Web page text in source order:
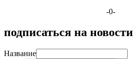
-0-
подписаться на новости
Название